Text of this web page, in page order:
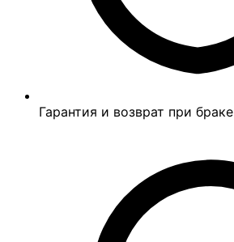
Гарантия и возврат при браке